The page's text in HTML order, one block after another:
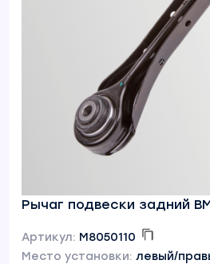
Рычаг подвески задний
Артикул: M8050110
Место установки: левый/